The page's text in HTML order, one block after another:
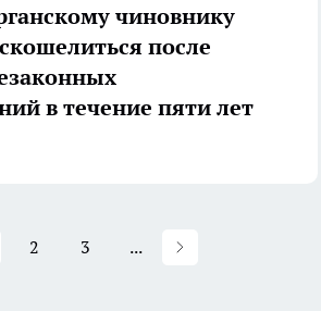
чиновнику
после
в течение пяти лет
2 3 ...